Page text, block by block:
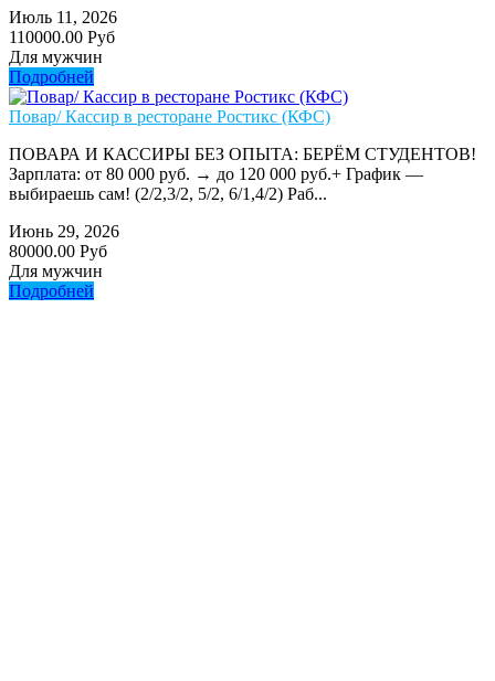
Июль 11, 2026
110000.00 Руб
Для мужчин
Подробней
Повар/ Кассир в ресторане Ростикс (КФС)
ПОВАРА И КАССИРЫ БЕЗ ОПЫТА: БЕРЁМ СТУДЕНТОВ!
Зарплата: от 80 000 руб. → до 120 000 руб.+ График —
выбираешь сам! (2/2,3/2, 5/2, 6/1,4/2) Раб...
Июнь 29, 2026
80000.00 Руб
Для мужчин
Подробней